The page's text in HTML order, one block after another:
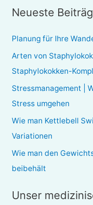
e
n
n
Neueste
Planung für Ihre
Arten von
Staphylokokken-
Stressmanagement |
Stress umgehen
Wie man Kettlebell
Variationen
Wie man den
beibehält
Unser